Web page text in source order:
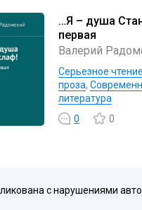
…Я – душа
первая
Валерий
Серьезное чтение
проза,
литература
0
0
с нарушениями